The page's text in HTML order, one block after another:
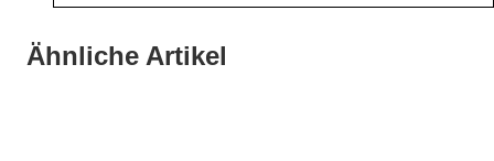
Ähnliche Artikel
War die Fußball-WM 2026 für Ihren Betrieb ein
21. Juli 2026
Stipendium für Nachwuchstalent in der Wiener